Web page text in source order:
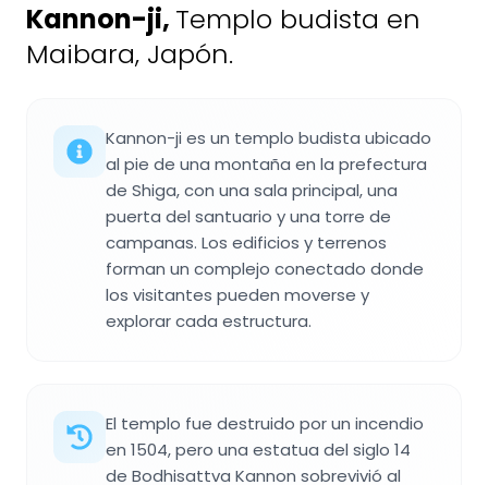
Kannon-ji, Templo budista en
Maibara, Japón.
Kannon-ji es un templo budista ubicado
al pie de una montaña en la prefectura
de Shiga, con una sala principal, una
puerta del santuario y una torre de
campanas. Los edificios y terrenos
forman un complejo conectado donde
los visitantes pueden moverse y
explorar cada estructura.
El templo fue destruido por un incendio
en 1504, pero una estatua del siglo 14
de Bodhisattva Kannon sobrevivió al